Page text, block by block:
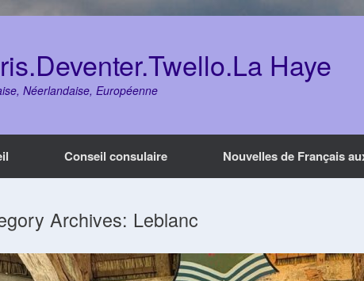
Haye
Néerlandaise, Européenne
Conseil consulaire Nouvelles de Français
Archives: Leblanc